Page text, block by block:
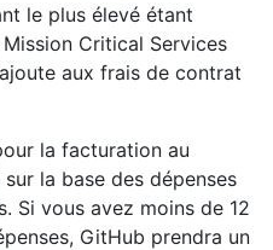
le plus élevé étant
Critical Services
aux frais de contrat
la facturation au
la base des dépenses
Si vous avez moins de 12
GitHub prendra un